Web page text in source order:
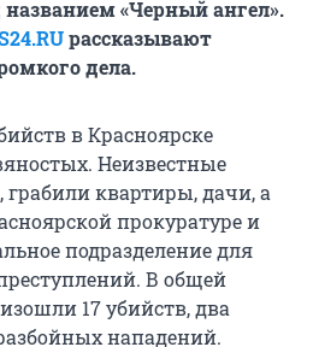
«Черный ангел».
рассказывают
дела.
в Красноярске
Неизвестные
квартиры, дачи, а
прокуратуре и
подразделение для
В общей
17 убийств, два
нападений.